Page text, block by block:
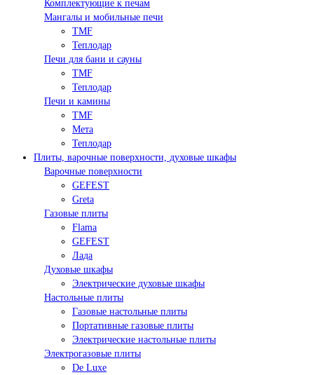
Комплектующие к печам
Мангалы и мобильные печи
TMF
Теплодар
Печи для бани и сауны
TMF
Теплодар
Печи и камины
TMF
Мета
Теплодар
Плиты, варочные поверхности, духовые шкафы
Варочные поверхности
GEFEST
Greta
Газовые плиты
Flama
GEFEST
Лада
Духовые шкафы
Электрические духовые шкафы
Настольные плиты
Газовые настольные плиты
Портативные газовые плиты
Электрические настольные плиты
Электрогазовые плиты
De Luxe